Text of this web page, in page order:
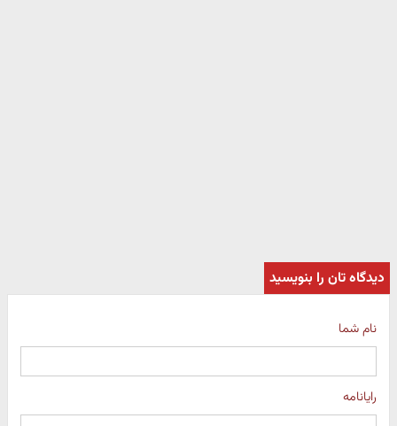
دیدگاه تان را بنویسید
نام شما
رایانامه